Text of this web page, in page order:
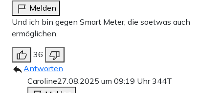
Melden
Und ich bin gegen Smart Meter, die soetwas auch
ermöglichen.
36
Antworten
Caroline27.08.2025 um 09:19 Uhr344T